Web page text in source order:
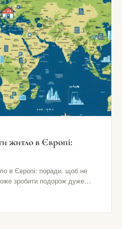
житло в Європі:
в Європі: поради, щоб не
зробити подорож дуже